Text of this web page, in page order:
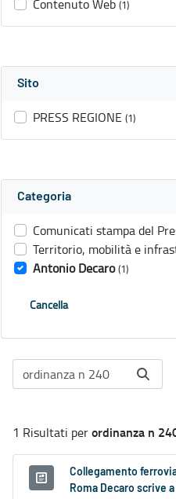
Contenuto Web (1)
Sito
PRESS REGIONE (1)
Categoria
Comunicati stampa del
Territorio, mobilità e
Antonio Decaro (1)
Cancella
1 Risultati perordinanza n
Collegamento
Roma Decaro scrive